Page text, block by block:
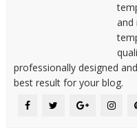
and
professionally designed
best result for your blog.